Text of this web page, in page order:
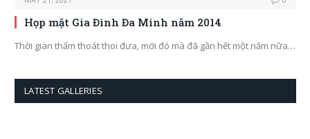
Họp mặt Gia Đình Đa Minh năm 2014
Thời gian thấm thoát thoi đưa, mới đó mà đã gần hết một năm nữa…
LATEST GALLERIES